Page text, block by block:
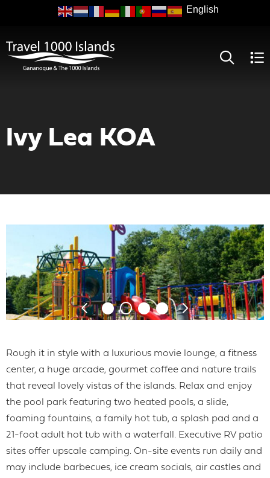
Ivy Lea KOA
Rough it in style with a luxurious movie lounge, a fitness
center, a huge arcade, gourmet coffee and nature trails
that reveal lovely vistas of the islands. Relax and enjoy
the pool park featuring two heated pools, a slide,
foaming fountains, a family hot tub, a splash pad and a
21-foot adult hot tub with a waterfall. Executive RV patio
sites offer upscale camping. On-site events run daily and
may include barbecues, ice cream socials, air castles and